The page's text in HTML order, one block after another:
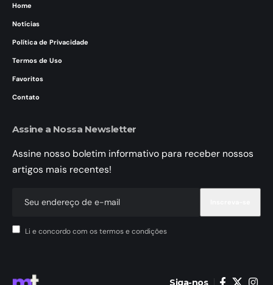
Home
Notícias
Política de Privacidade
Termos de Uso
Favoritos
Contato
Assine a Nossa Newsletter
Assine nosso boletim informativo para receber nossos
artigos mais recentes!
Li e concordo com os termos e condições
Siga-nos